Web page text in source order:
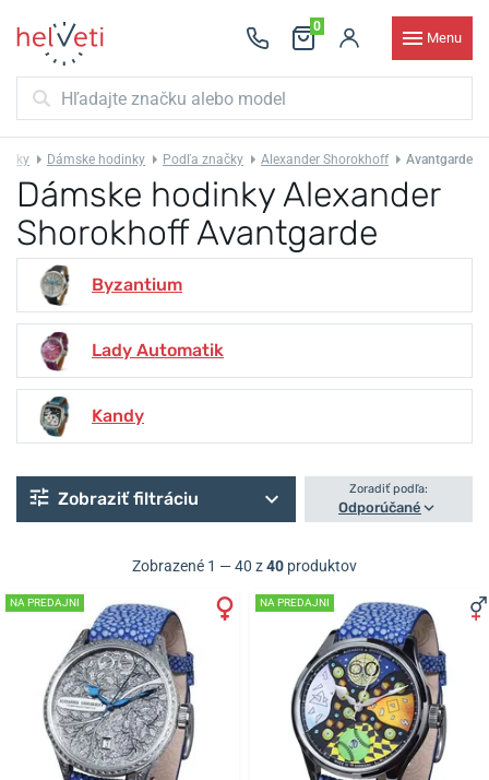
0
Menu
Dámske hodinky Podľa značky Alexander Shorokhoff Avantgarde
Dámske hodinky Alexander
Shorokhoff Avantgarde
Byzantium
Lady Automatik
Kandy
Zobraziť filtráciu Zoradiť podľa:
Odporúčané
Zobrazené 1 — 40 z40 produktov
NA PREDAJNI NA PREDAJNI